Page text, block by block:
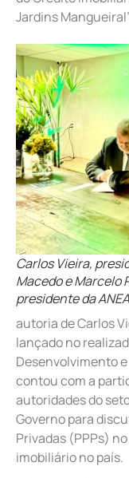
Jardins
Carlos Vieira,
Macedo e Marcelo
presidente da
autoria de Carlos
lançado no
Desenvolvimento
contou com a
autoridades do
Governo para
Privadas (PPPs)
imobiliário no país.